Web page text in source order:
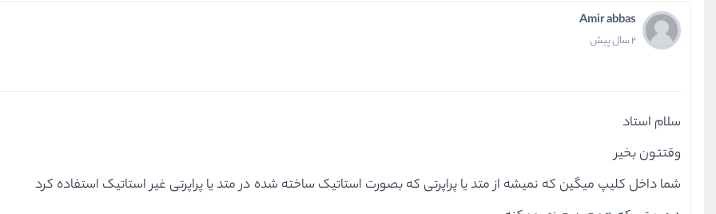
Amir abbas
2 سال پیش
سلام استاد
وقتتون بخیر
شما داخل کلیپ میگین که نمیشه از متد یا پراپرتی که بصورت استاتیک ساخته شده در متد یا پراپرتی غیر استاتیک استفاده کرد